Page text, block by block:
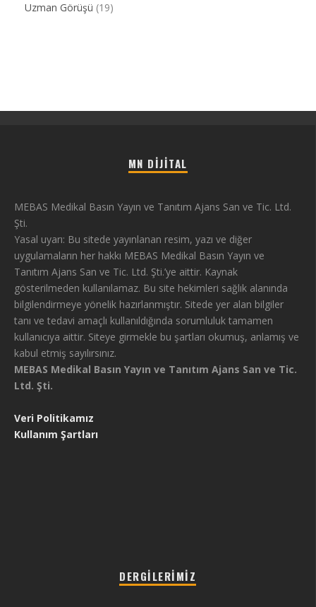
Uzman Görüşü (19)
MN DIJITAL
MEBAS Medikal Basın Yayın ve Tanıtım Ajans San ve Tic. Ltd.
Şti.
Yasal uyarı: Bu sitede yayınlanan resim, yazı ve diğer
uygulamaların her hakkı MEBAS Medikal Basın Yayın ve
Tanıtım Ajans San ve Tic. Ltd. Şti.’ye aittir. Kaynak
gösterilmeden kullanılamaz. Bu site hekimleri sağlık alanında
bilgilendirmeye yönelik hazırlanmıştır. Sitede yer alan bilgiler
tanı ve tedavi amaçlı kullanıldığında sorumluluk tamamen
kullanıcıya aittir. Siteye girmekle bu şartları okumuş, anlamış ve
kabul etmiş sayılırsınız.
MEBAS Medikal Basın Yayın ve Tanıtım Ajans San ve Tic.
Ltd. Şti.
Veri Politikamız
Kullanım Şartları
DERGILERIMIZ